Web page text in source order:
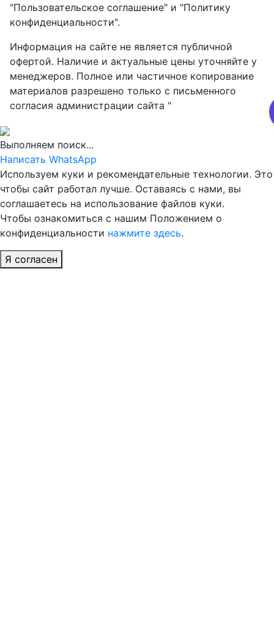
"Пользовательское соглашение" и "Политику
конфиденциальности".
Информация на сайте не является публичной
офертой. Наличие и актуальные цены уточняйте у
менеджеров. Полное или частичное копирование
материалов разрешено только с письменного
согласия администрации сайта "
Выполняем поиск...
Написать WhatsApp
Используем куки и рекомендательные технологии. Это
чтобы сайт работал лучше. Оставаясь с нами, вы
соглашаетесь на использование файлов куки.
Чтобы ознакомиться с нашим Положением о
конфиденциальности нажмите здесь.
Я согласен